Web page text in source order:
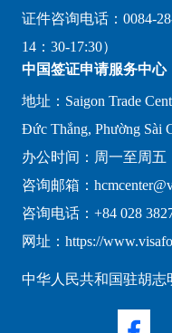
证件咨询电话：0084-
14：30-17:30）
中国签证申请服务中心
地址：Saigon Trade
Đức Thắng, Phường Sài
办公时间：周一至周五
咨询邮箱：
咨询电话：+84 028
网址：https://
中华人民共和国驻胡志